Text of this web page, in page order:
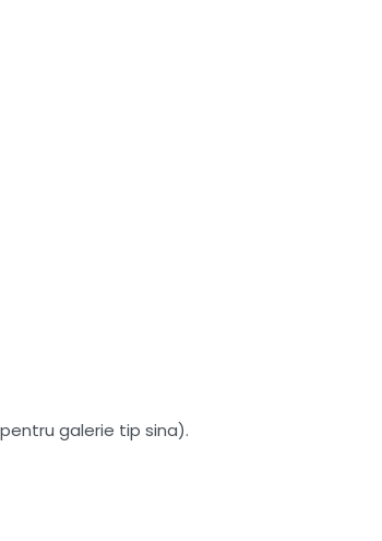
galerie tip sina).